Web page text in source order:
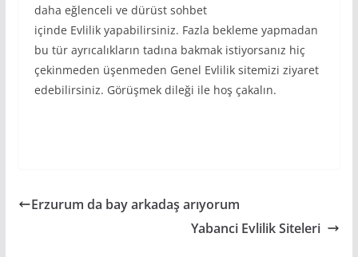
daha eğlenceli ve dürüst sohbet
içinde Evlilik yapabilirsiniz. Fazla bekleme yapmadan
bu tür ayrıcalıkların tadına bakmak istiyorsanız hiç
çekinmeden üşenmeden Genel Evlilik sitemizi ziyaret
edebilirsiniz. Görüşmek dileği ile hoş çakalın.
Erzurum da bay arkadaş arıyorum
Yabanci Evlilik Siteleri